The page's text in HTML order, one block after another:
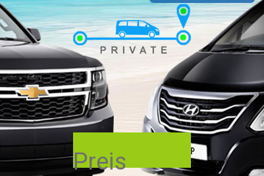
Preis